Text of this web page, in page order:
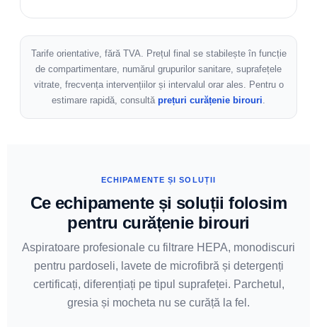
Tarife orientative, fără TVA. Prețul final se stabilește în funcție
de compartimentare, numărul grupurilor sanitare, suprafețele
vitrate, frecvența intervențiilor și intervalul orar ales. Pentru o
estimare rapidă, consultă prețuri curățenie birouri.
ECHIPAMENTE ȘI SOLUȚII
Ce echipamente și soluții folosim
pentru curățenie birouri
Aspiratoare profesionale cu filtrare HEPA, monodiscuri
pentru pardoseli, lavete de microfibră și detergenți
certificați, diferențiați pe tipul suprafeței. Parchetul,
gresia și mocheta nu se curăță la fel.